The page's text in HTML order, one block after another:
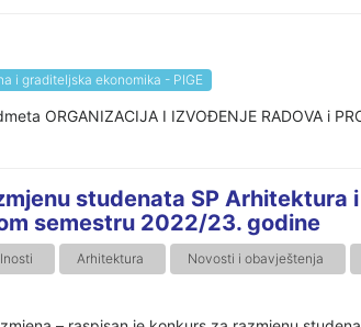
i graditeljska ekonomika - PIGE
ORGANIZACIJA I IZVOĐENJE RADOVA i
studenata SP Arhitektura
semestru 2022/23. godine
Arhitektura Novosti i obavještenja